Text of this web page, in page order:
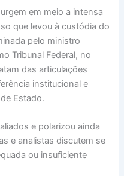
em meio a intensa
que levou à custódia do
pelo ministro
Tribunal Federal, no
das articulações
institucional e
Estado.
e polarizou ainda
e analistas discutem se
ou insuficiente